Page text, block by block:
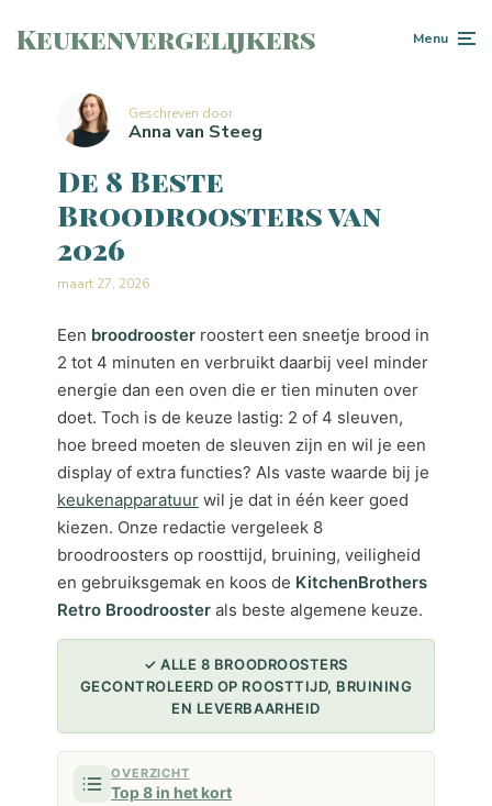
Keukenvergelijkers Menu
Geschreven door
Anna van Steeg
De 8 Beste
Broodroosters van
2026
maart 27, 2026
Een broodrooster roostert een sneetje brood in
2 tot 4 minuten en verbruikt daarbij veel minder
energie dan een oven die er tien minuten over
doet. Toch is de keuze lastig: 2 of 4 sleuven,
hoe breed moeten de sleuven zijn en wil je een
display of extra functies? Als vaste waarde bij je
keukenapparatuur wil je dat in één keer goed
kiezen. Onze redactie vergeleek 8
broodroosters op roosttijd, bruining, veiligheid
en gebruiksgemak en koos de KitchenBrothers
Retro Broodrooster als beste algemene keuze.
✓ ALLE 8 BROODROOSTERS
GECONTROLEERD OP ROOSTTIJD, BRUINING
EN LEVERBAARHEID
OVERZICHT
Top 8 in het kort